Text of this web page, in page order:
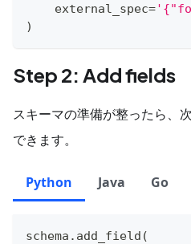
    external_spec
=
)
Step 2: Add fields
スキーマの準備が整ったら、
できます。
Python Java Go
schema . add_field (